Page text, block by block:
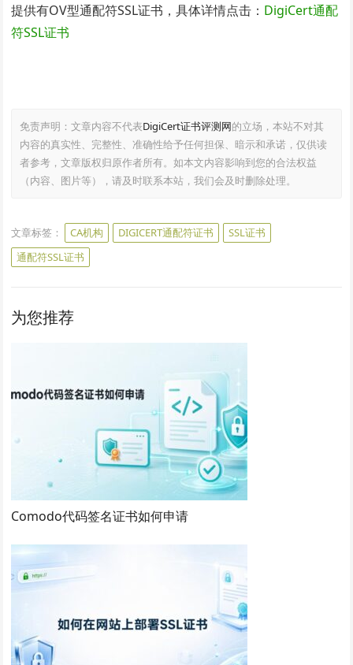
提供有OV型通配符SSL证书，具体详情点击： DigiCert通配
符SSL证书
免责声明：文章内容不代表DigiCert证书评测网的立场，本站不对其
内容的真实性、完整性、准确性给予任何担保、暗示和承诺，仅供读
者参考，文章版权归原作者所有。如本文内容影响到您的合法权益
（内容、图片等），请及时联系本站，我们会及时删除处理。
文章标签： CA机构 DIGICERT通配符证书
SSL证书
通配符SSL证书
为您推荐
Comodo代码签名证书如何申请